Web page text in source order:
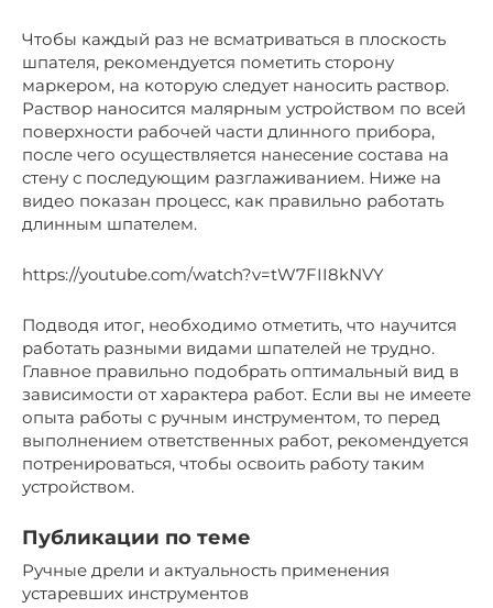
Чтобы каждый раз не всматриваться в плоскость
шпателя, рекомендуется пометить сторону
маркером, на которую следует наносить раствор.
Раствор наносится малярным устройством по всей
поверхности рабочей части длинного прибора,
после чего осуществляется нанесение состава на
стену с последующим разглаживанием. Ниже на
видео показан процесс, как правильно работать
длинным шпателем.
https://youtube.com/watch?v=tW7FII8kNVY
Подводя итог, необходимо отметить, что научится
работать разными видами шпателей не трудно.
Главное правильно подобрать оптимальный вид в
зависимости от характера работ. Если вы не имеете
опыта работы с ручным инструментом, то перед
выполнением ответственных работ, рекомендуется
потренироваться, чтобы освоить работу таким
устройством.
Публикации по теме
Ручные дрели и актуальность применения
устаревших инструментов